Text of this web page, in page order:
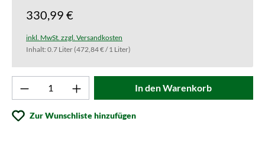
330,99 €
inkl. MwSt. zzgl. Versandkosten
Inhalt: 0.7 Liter(472,84 € / 1 Liter)
Produkt Anzahl: Gib den gewünschten
In den Warenkorb
Zur Wunschliste hinzufügen